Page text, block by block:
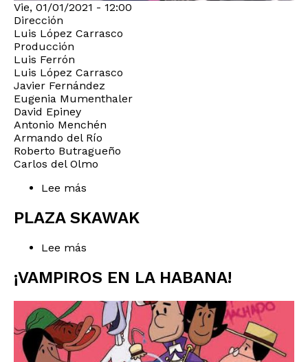
Vie, 01/01/2021 - 12:00
Dirección
Luis López Carrasco
Producción
Luis Ferrón
Luis López Carrasco
Javier Fernández
Eugenia Mumenthaler
David Epiney
Antonio Menchén
Armando del Río
Roberto Butragueño
Carlos del Olmo
Lee más
año
del
PLAZA SKAWAK
Lee más
Skawak
¡VAMPIROS EN LA HABANA!